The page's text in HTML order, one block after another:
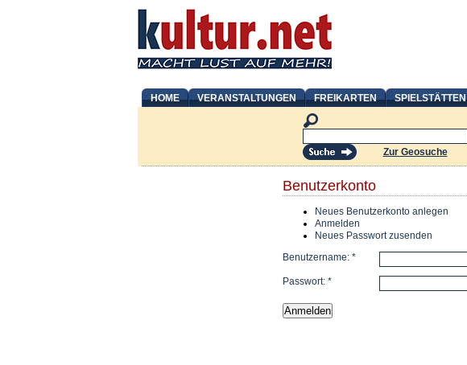
HOME VERANSTALTUNGEN FREIKARTEN SPIELSTÄTTEN
Zur Geosuche
Benutzerkonto
Neues Benutzerkonto anlegen
Anmelden
Neues Passwort zusenden
Benutzername: *
Passwort: *